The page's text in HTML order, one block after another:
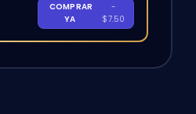
COMPRAR
YA
-
$7.50